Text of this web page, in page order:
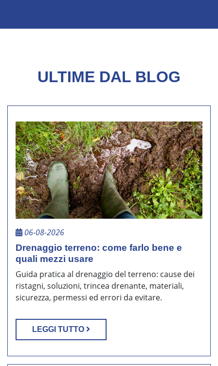
ULTIME DAL BLOG
06-08-2026
Drenaggio terreno: come farlo bene e
quali mezzi usare
Guida pratica al drenaggio del terreno: cause dei
ristagni, soluzioni, trincea drenante, materiali,
sicurezza, permessi ed errori da evitare.
LEGGI TUTTO